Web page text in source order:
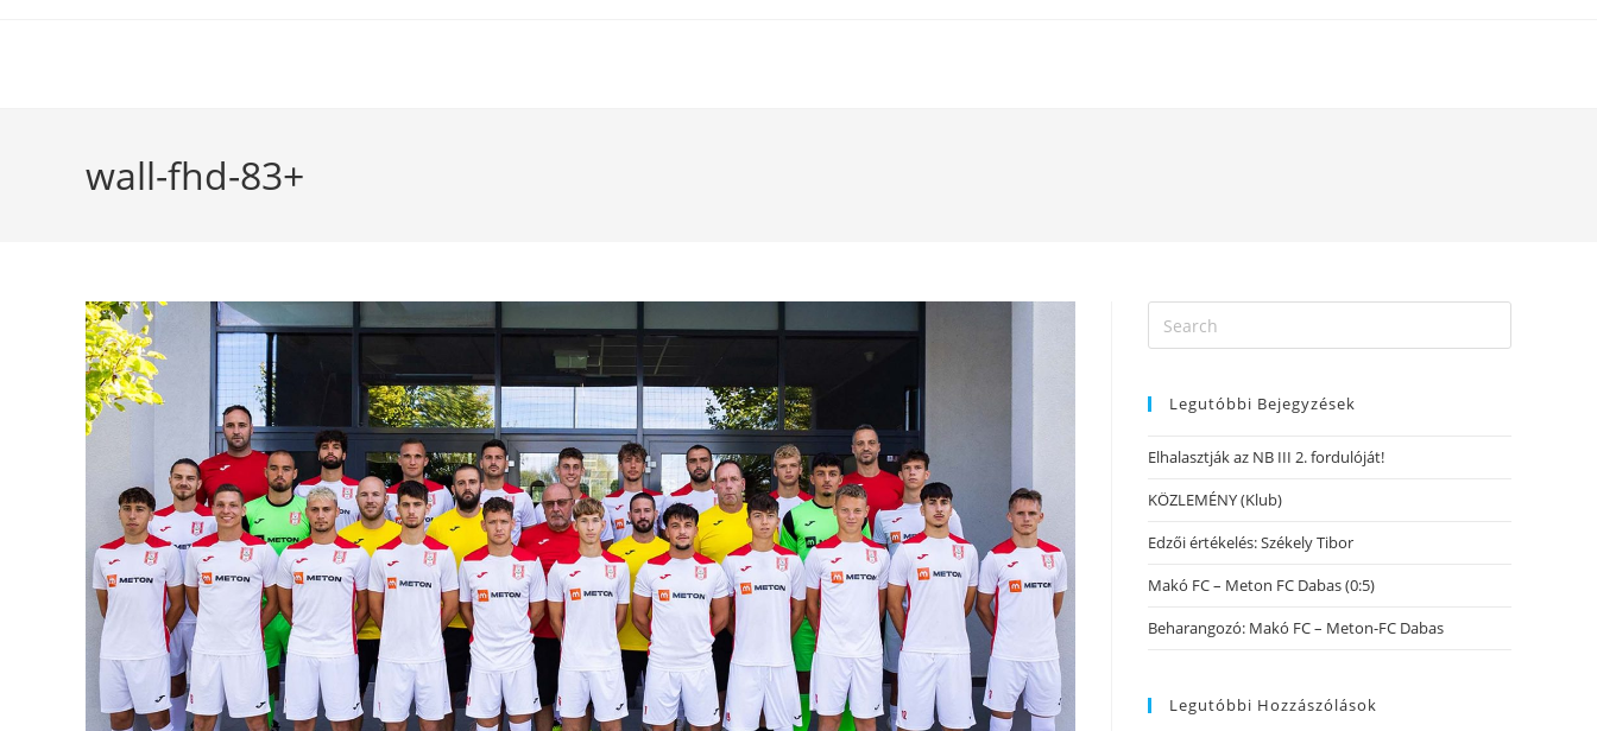
wall-fhd-83+
Legutóbbi Bejegyzések
Elhalasztják az NB III 2. fordulóját!
KÖZLEMÉNY (Klub)
Edzői értékelés: Székely Tibor
Makó FC – Meton FC Dabas (0:5)
Beharangozó: Makó FC – Meton-FC Dabas
Legutóbbi Hozzászólások